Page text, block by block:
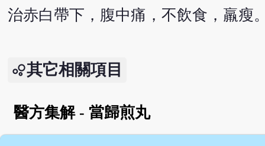
治赤白帶下，腹中痛，不飲食，羸瘦
其它相關項目
醫方集解 - 當歸煎丸